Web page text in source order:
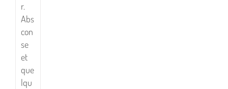
r.
Abs
con
se
et
que
lqu